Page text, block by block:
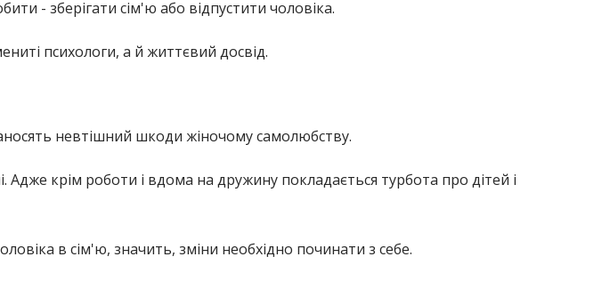
- зберігати сім'ю або відпустити чоловіка.
психологи, а й життєвий досвід.
невтішний шкоди жіночому самолюбству.
крім роботи і вдома на дружину покладається турбота про дітей і
в сім'ю, значить, зміни необхідно починати з себе.